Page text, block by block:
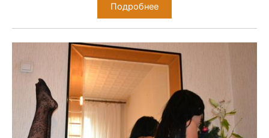
Подробнее